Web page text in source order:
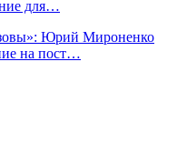
для…
Юрий Мироненко
на пост…